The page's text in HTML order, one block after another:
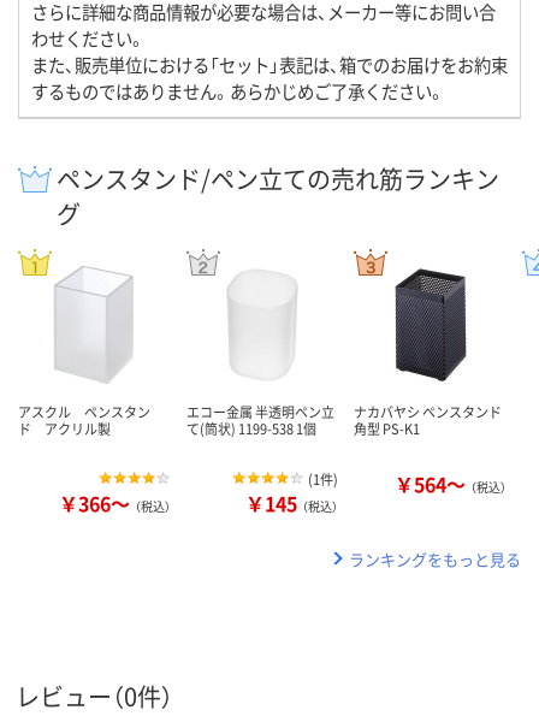
さらに詳細な商品情報が必要な場合は、メーカー等にお問い合
わせください。
また、販売単位における「セット」表記は、箱でのお届けをお約束
するものではありません。あらかじめご了承ください。
ペンスタンド/ペン立ての売れ筋ランキン
グ
アスクル ペンスタン
ド アクリル製
￥366～ （税込）
エコー金属 半透明ペン立
て(筒状) 1199-538 1個
(1件)
￥145 （税込）
ナカバヤシ ペンスタンド
角型 PS-K1
￥564～ （税込）
ランキングをもっと見る
レビュー（0件）